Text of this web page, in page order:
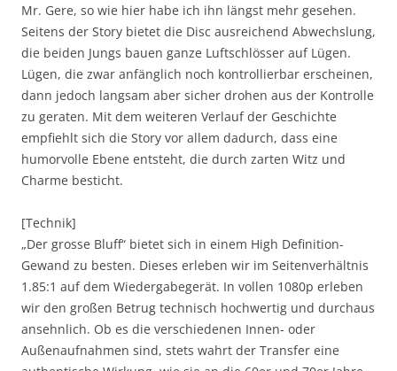
Mr. Gere, so wie hier habe ich ihn längst mehr gesehen.
Seitens der Story bietet die Disc ausreichend Abwechslung,
die beiden Jungs bauen ganze Luftschlösser auf Lügen.
Lügen, die zwar anfänglich noch kontrollierbar erscheinen,
dann jedoch langsam aber sicher drohen aus der Kontrolle
zu geraten. Mit dem weiteren Verlauf der Geschichte
empfiehlt sich die Story vor allem dadurch, dass eine
humorvolle Ebene entsteht, die durch zarten Witz und
Charme besticht.
[Technik]
„Der grosse Bluff“ bietet sich in einem High Definition-
Gewand zu besten. Dieses erleben wir im Seitenverhältnis
1.85:1 auf dem Wiedergabegerät. In vollen 1080p erleben
wir den großen Betrug technisch hochwertig und durchaus
ansehnlich. Ob es die verschiedenen Innen- oder
Außenaufnahmen sind, stets wahrt der Transfer eine